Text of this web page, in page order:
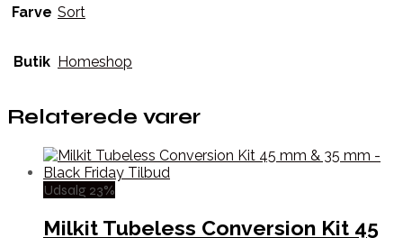
Farve Sort
Butik Homeshop
Relaterede varer
Udsalg 23%
Milkit Tubeless Conversion Kit 45